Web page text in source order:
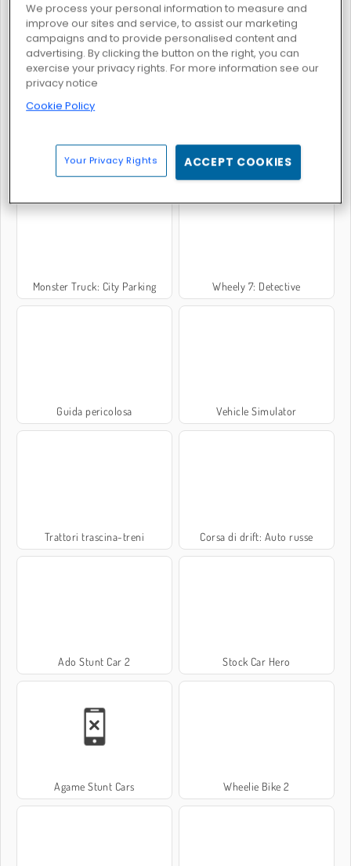
Moto X3M 5: Festa in piscina Ado Stunt Car
Simulatore di corsa di camion 3D Real Car Parking
Monster Truck: City Parking Wheely 7: Detective
Guida pericolosa Vehicle Simulator
Trattori trascina-treni Corsa di drift: Auto russe
Ado Stunt Car 2 Stock Car Hero
Agame Stunt Cars Wheelie Bike 2
We process your personal information to measure and
improve our sites and service, to assist our marketing
campaigns and to provide personalised content and
advertising. By clicking the button on the right, you can
exercise your privacy rights. For more information see our
privacy notice
Cookie Policy
Your Privacy Rights ACCEPT COOKIES